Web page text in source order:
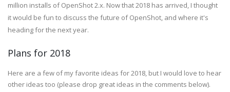
million installs of OpenShot 2.x. Now that 2018 has arrived, I thought
it would be fun to discuss the future of OpenShot, and where it's
heading for the next year.
Plans for 2018
Here are a few of my favorite ideas for 2018, but I would love to hear
other ideas too (please drop great ideas in the comments below).